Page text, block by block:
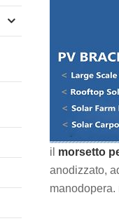
il morsetto
anodizzato,
manodopera.